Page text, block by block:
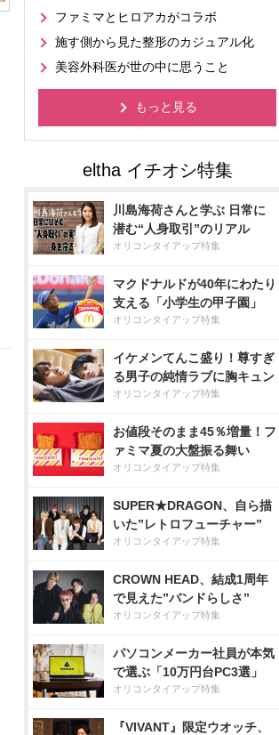
ファミマとヒロアカがコラボ
施す側から見た整形のカジュアル化
美容外科医が世の中に思うこと
もっと見る
川島海荷さんと学ぶ 日常に
潜む“人身取引”のリアル
オリコンタイアップ特集
マクドナルドが40年にわたり
支える「小学生の甲子園」
オリコンタイアップ特集
イケメンてんこ盛り！尊すぎ
る男子の純情ラブに胸キュン
オリコンタイアップ特集
お値段そのまま45％増量！フ
ァミマ夏の大盤振る舞い
オリコンタイアップ特集
SUPER★DRAGON、自ら描
いた”レトロフューチャー”
オリコンタイアップ特集
CROWN HEAD、結成1周年
で見えた”バンドらしさ”
オリコンタイアップ特集
パソコンメーカー社員が本気
で選ぶ「10万円台PC3選」
オリコンタイアップ特集
『VIVANT』限定ウオッチ、